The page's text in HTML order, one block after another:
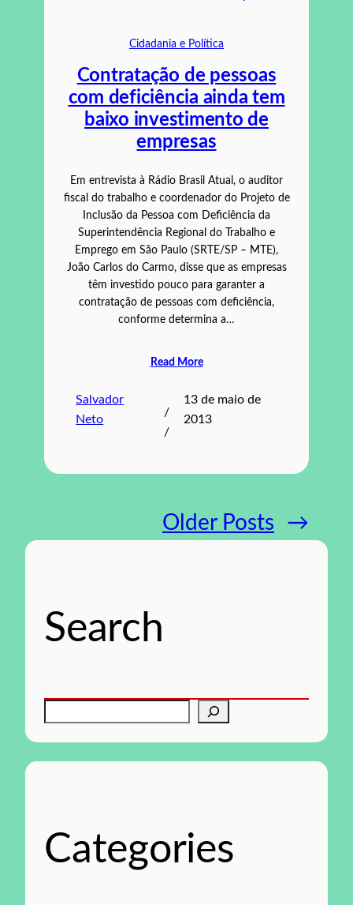
Cidadania e Política
Contratação de pessoas
com deficiência ainda tem
baixo investimento de
empresas
Em entrevista à Rádio Brasil Atual, o auditor
fiscal do trabalho e coordenador do Projeto de
Inclusão da Pessoa com Deficiência da
Superintendência Regional do Trabalho e
Emprego em São Paulo (SRTE/SP – MTE),
João Carlos do Carmo, disse que as empresas
têm investido pouco para garanter a
contratação de pessoas com deficiência,
conforme determina a…
Read More
Salvador
Neto
/
/
13 de maio de
2013
Older Posts →
Search
aCategories